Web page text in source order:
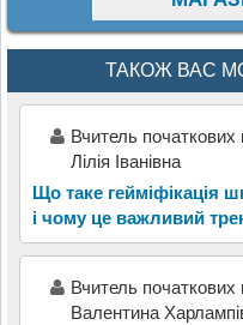
ТАКОЖ ВАС
Вчитель
Лілія Іванівна
Що таке гейміфікація
і чому це важливий
Вчитель початкових
Валентина